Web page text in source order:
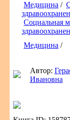
Медицина /
Социальная
Медицина /
Автор:
Ивановна